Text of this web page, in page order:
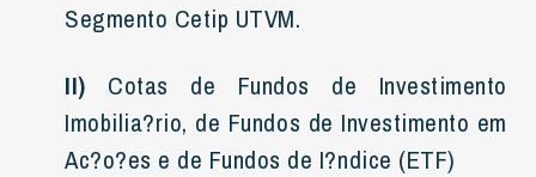
Segmento Cetip UTVM.
II) Cotas de Fundos de Investimento
Imobilia?rio, de Fundos de Investimento em
Ac?o?es e de Fundos de I?ndice (ETF)